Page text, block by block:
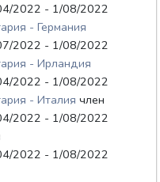
2022 - 1/08/2022
- Германия
2022 - 1/08/2022
- Ирландия
2022 - 1/08/2022
- Италиячлен
2022 - 1/08/2022
2022 - 1/08/2022